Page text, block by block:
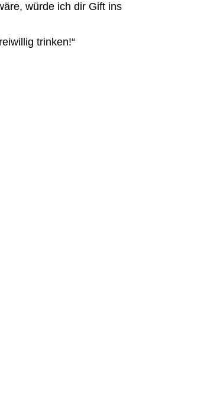
würde ich dir Gift ins
trinken!“